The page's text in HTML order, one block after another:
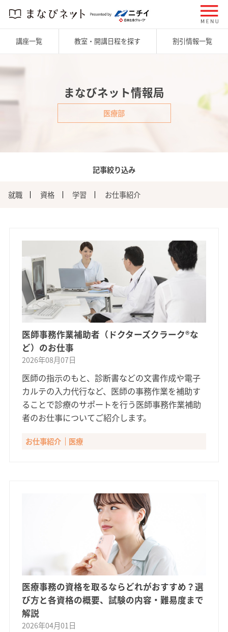
講座一覧 教室・開講日程を探す 割引情報一覧
まなびネット情報局
医療部
記事絞り込み
就職 資格 学習 お仕事紹介
医師事務作業補助者（ドクターズクラーク®な
ど）のお仕事
2026年08月07日
医師の指示のもと、診断書などの文書作成や電子
カルテの入力代行など、医師の事務作業を補助す
ることで診療のサポートを行う医師事務作業補助
者のお仕事についてご紹介します。
お仕事紹介 医療
医療事務の資格を取るならどれがおすすめ？選
び方と各資格の概要、試験の内容・難易度まで
解説
2026年04月01日